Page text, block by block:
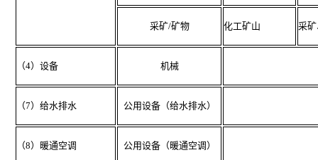
采矿/矿物 化工矿山 采
（4）设备 机械
（7）给水排水 公用设备（给水排水）
（8）暖通空调 公用设备（暖通空调）